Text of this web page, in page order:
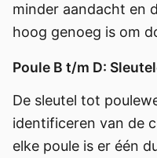
minder aandacht en
hoog genoeg is om
Poule B t/m D:
De sleutel tot
identificeren van de
elke poule is er één